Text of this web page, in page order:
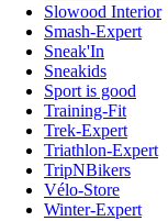
Slowood Interior
Smash-Expert
Sneak'In
Sneakids
Sport is good
Training-Fit
Trek-Expert
Triathlon-Expert
TripNBikers
Vélo-Store
Winter-Expert